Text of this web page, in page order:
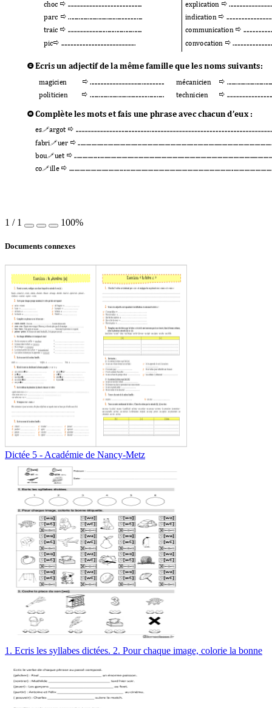
choc  .................................................
parc  .................................................
trafic  .................................................
pic .................................................
explication 
indication 
communication 
convocation 
 Ecris un adjectif de la même famille que les noms suivants:
magicien  .................................................
politicien
 .................................................
mécanicien  .............................
technicien

 Complète les mots et fais une phrase avec chacun d’eux :
es argot  ..................................................
fabriuer  ........................................................................................................
bouuet  .....................................................................................................................................
coille  ........................................................................................................................
1 / 1 100%
Documents connexes
Dictée 5 - Académie de Nancy-Metz
1. Ecris les syllabes dictées. 2. Pour chaque image, colorie la bonne